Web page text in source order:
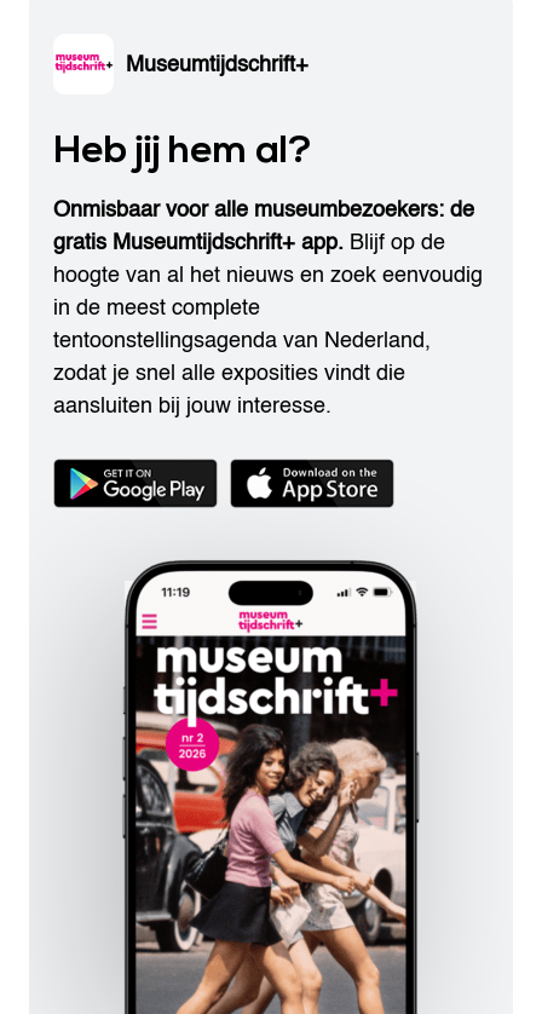
Museumtijdschrift+
Heb jij hem al?
Onmisbaar voor alle museumbezoekers: de
gratis Museumtijdschrift+ app. Blijf op de
hoogte van al het nieuws en zoek eenvoudig
in de meest complete
tentoonstellingsagenda van Nederland,
zodat je snel alle exposities vindt die
aansluiten bij jouw interesse.